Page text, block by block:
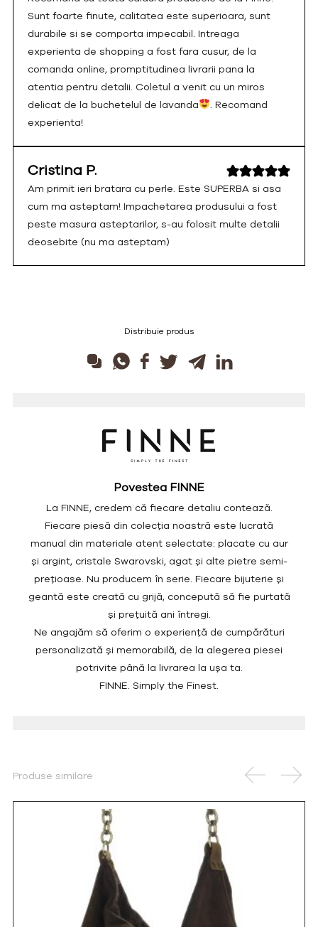
Sunt foarte finute, calitatea este superioara, sunt
durabile si se comporta impecabil. Intreaga
experienta de shopping a fost fara cusur, de la
comanda online, promptitudinea livrarii pana la
atentia pentru detalii. Coletul a venit cu un miros
delicat de la buchetelul de lavanda
. Recomand
experienta!
Cristina P.
Am primit ieri bratara cu perle. Este SUPERBA si asa
cum ma asteptam! Impachetarea produsului a fost
peste masura asteptarilor, s-au folosit multe detalii
deosebite (nu ma asteptam)
Distribuie produs
Povestea FINNE
La FINNE, credem că fiecare detaliu contează.
Fiecare piesă din colecția noastră este lucrată
manual din materiale atent selectate: placate cu aur
și argint, cristale Swarovski, agat și alte pietre semi-
prețioase. Nu producem în serie. Fiecare bijuterie și
geantă este creată cu grijă, concepută să fie purtată
și prețuită ani întregi.
Ne angajăm să oferim o experiență de cumpărături
personalizată și memorabilă, de la alegerea piesei
potrivite până la livrarea la ușa ta.
FINNE. Simply the Finest.
Produse similare